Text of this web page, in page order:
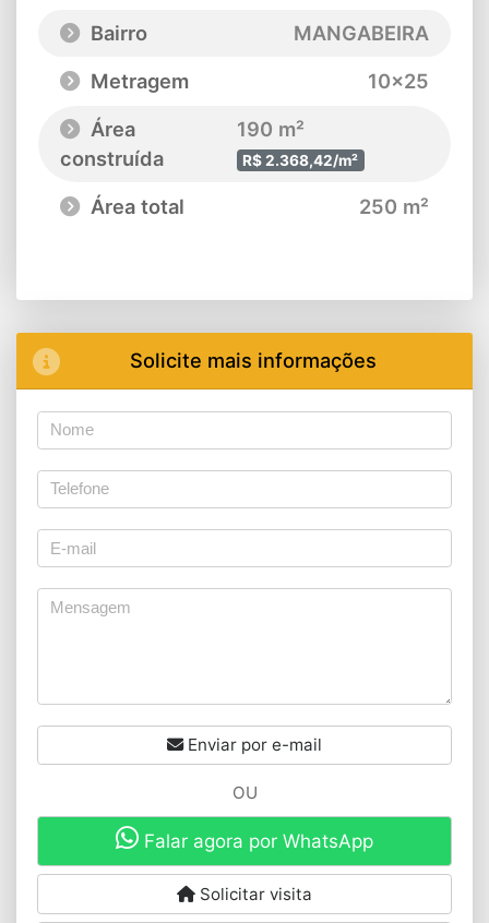
Bairro
MANGABEIRA
Metragem
10x25
Área
construída
190 m²
R$ 2.368,42/m²
Área total 250 m²
Solicite mais informações
Enviar por e-mail
OU
Falar agora por WhatsApp
Solicitar visita